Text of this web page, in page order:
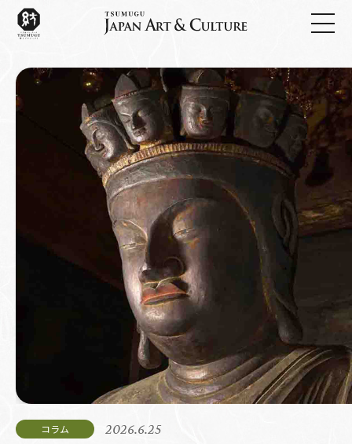
2026.6.25
2026.5.28
2026.4.30
2026.1.25